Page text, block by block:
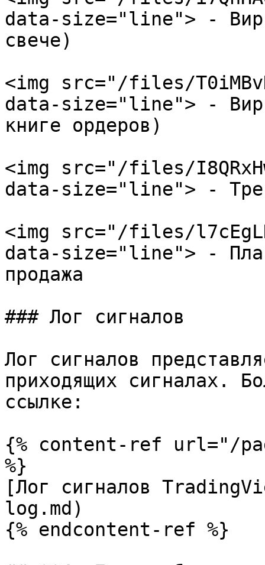
data-size="line"> -
свече)
<img src="/files/
data-size="line"> -
книге ордеров)
<img src="/files/
data-size="line"> -
<img src="/files/
data-size="line"> -
продажа
### Лог сигналов
Лог сигналов
приходящих сигналах.
ссылке:
{% content-ref url="/
%}
[Лог сигналов
log.md)
{% endcontent-ref %}